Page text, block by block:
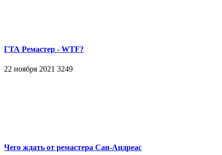
ГТА Ремастер - WTF?
22 ноября 2021 3249
Чего ждать от ремастера Сан-Андреас